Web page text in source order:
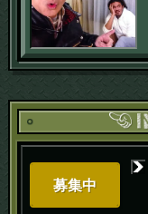
募集中